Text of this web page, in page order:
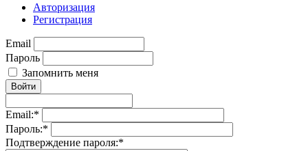
Авторизация
Регистрация
Email
Пароль
Запомнить меня
Войти
Email:*
Пароль:*
Подтверждение пароля:*